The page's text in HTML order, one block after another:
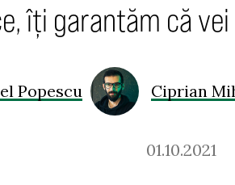
îți garantăm că
Popescu Ciprian
01.10.2021